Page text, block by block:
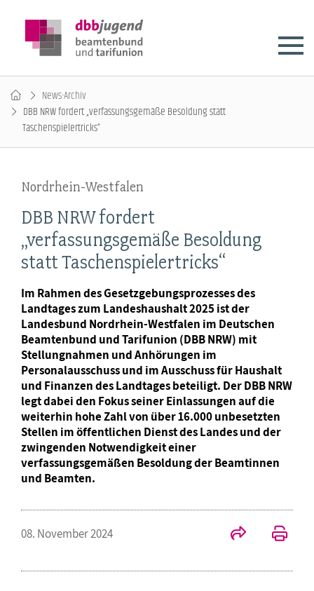
News-Archiv
DBB NRW fordert „verfassungsgemäße Besoldung statt
Taschenspielertricks“
Nordrhein-Westfalen
DBB NRW fordert
„verfassungsgemäße Besoldung
statt Taschenspielertricks“
Im Rahmen des Gesetzgebungsprozesses des
Landtages zum Landeshaushalt 2025 ist der
Landesbund Nordrhein-Westfalen im Deutschen
Beamtenbund und Tarifunion (DBB NRW) mit
Stellungnahmen und Anhörungen im
Personalausschuss und im Ausschuss für Haushalt
und Finanzen des Landtages beteiligt. Der DBB NRW
legt dabei den Fokus seiner Einlassungen auf die
weiterhin hohe Zahl von über 16.000 unbesetzten
Stellen im öffentlichen Dienst des Landes und der
zwingenden Notwendigkeit einer
verfassungsgemäßen Besoldung der Beamtinnen
und Beamten.
08. November 2024